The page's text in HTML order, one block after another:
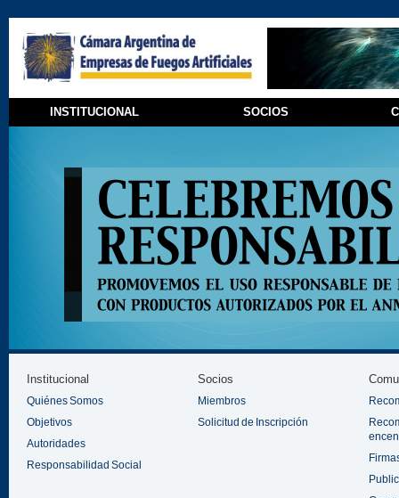
INSTITUCIONAL SOCIOS
Institucional
Quiénes Somos
Objetivos
Autoridades
Responsabilidad Social
Socios
Miembros
Solicitud de Inscripción